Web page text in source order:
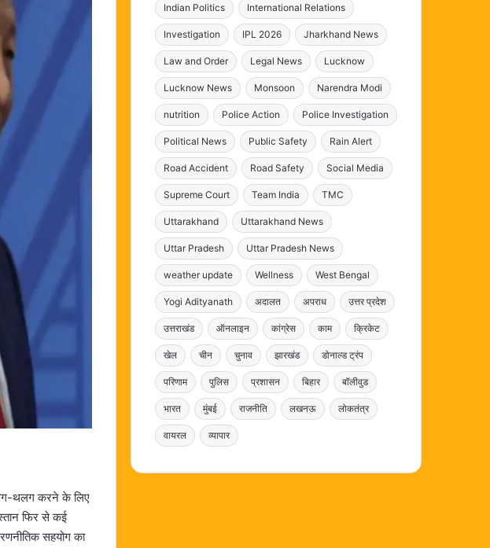
थलग करने के लिए
फिर से कई
सहयोग का
Indian Politics International Relations
Investigation IPL 2026 Jharkhand News
Law and Order Legal News Lucknow
Lucknow News Monsoon Narendra Modi
nutrition Police Action Police Investigation
Political News Public Safety Rain Alert
Road Accident Road Safety Social Media
Supreme Court Team India TMC
Uttarakhand Uttarakhand News
Uttar Pradesh Uttar Pradesh News
weather update Wellness West Bengal
Yogi Adityanath अदालत अपराध उत्तर प्रदेश
उत्तराखंड ऑनलाइन कांग्रेस काम क्रिकेट
खेल चीन चुनाव झारखंड डोनाल्ड ट्रंप
परिणाम पुलिस प्रशासन बिहार बॉलीवुड
भारत मुंबई राजनीति लखनऊ लोकतंत्र
वायरल व्यापार